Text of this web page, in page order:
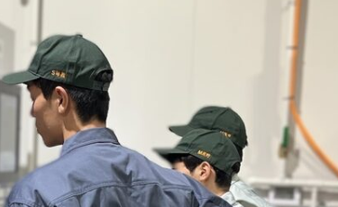
開発工程
ODM生産
汎用樹脂からスーパーエン
して、切削加工可能です